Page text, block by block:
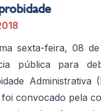
sexta-feira, 08
pública para
convocado pela